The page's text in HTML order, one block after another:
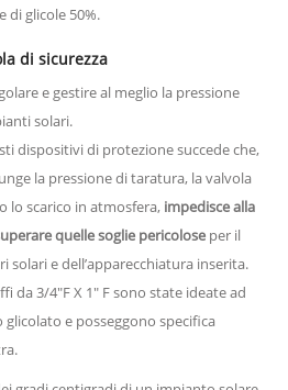
di glicole 50%.
di sicurezza
e gestire al meglio la pressione
solari.
dispositivi di protezione succede che,
la pressione di taratura, la valvola
lo scarico in atmosfera, impedisce alla
quelle soglie pericolose per il
e dell’apparecchiatura inserita.
da 3/4"F X 1" F sono state ideate ad
e posseggono specifica